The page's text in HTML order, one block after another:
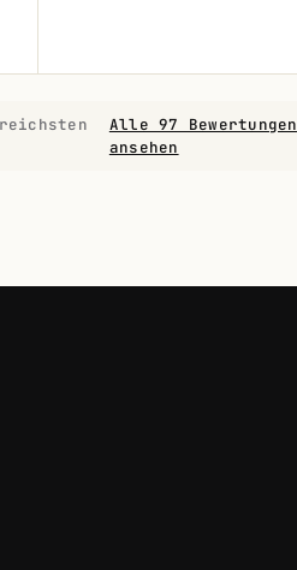
Alle 97 Bewertungen
ansehen